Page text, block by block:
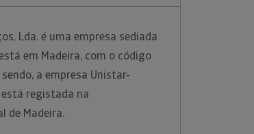
Lda. é uma empresa sediada
em Madeira, com o código
a empresa Unistar-
está registada na
de Madeira.